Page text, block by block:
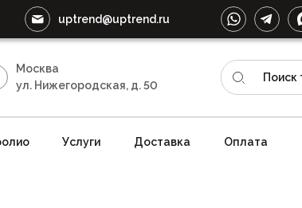
uptrend@uptrend.ru
Москва
ул. Нижегородская, д. 50
Услуги Доставка Оплата